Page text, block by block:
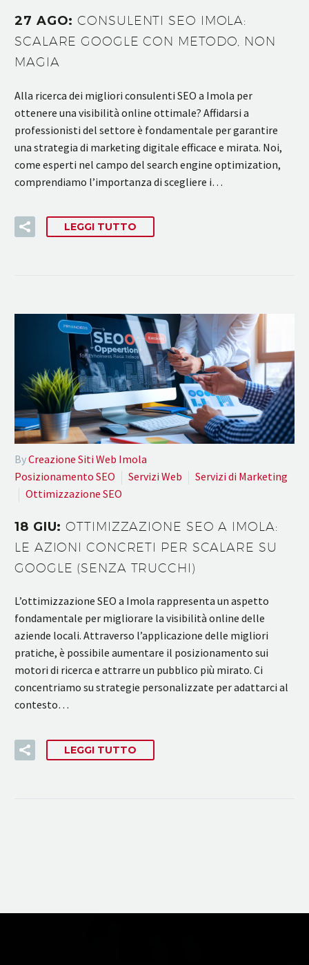
27 AGO:CONSULENTI SEO IMOLA:
SCALARE GOOGLE CON METODO, NON
MAGIA
Alla ricerca dei migliori consulenti SEO a Imola per
ottenere una visibilità online ottimale? Affidarsi a
professionisti del settore è fondamentale per garantire
una strategia di marketing digitale efficace e mirata. Noi,
come esperti nel campo del search engine optimization,
comprendiamo l’importanza di scegliere i…
LEGGI TUTTO
ByCreazione Siti Web Imola
Posizionamento SEO
Servizi Web
Servizi di Marketing
Ottimizzazione SEO
18 GIU:OTTIMIZZAZIONE SEO A IMOLA:
LE AZIONI CONCRETI PER SCALARE SU
GOOGLE (SENZA TRUCCHI)
L’ottimizzazione SEO a Imola rappresenta un aspetto
fondamentale per migliorare la visibilità online delle
aziende locali. Attraverso l’applicazione delle migliori
pratiche, è possibile aumentare il posizionamento sui
motori di ricerca e attrarre un pubblico più mirato. Ci
concentriamo su strategie personalizzate per adattarci al
contesto…
LEGGI TUTTO